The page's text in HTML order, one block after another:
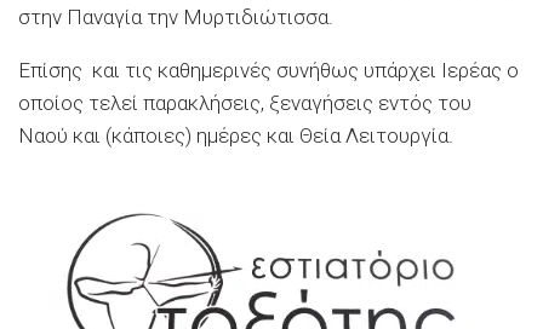
στην Παναγία την Μυρτιδιώτισσα.
Επίσης και τις καθημερινές συνήθως υπάρχει Ιερέας ο
οποίος τελεί παρακλήσεις, ξεναγήσεις εντός του
Ναού και (κάποιες) ημέρες και Θεία Λειτουργία.